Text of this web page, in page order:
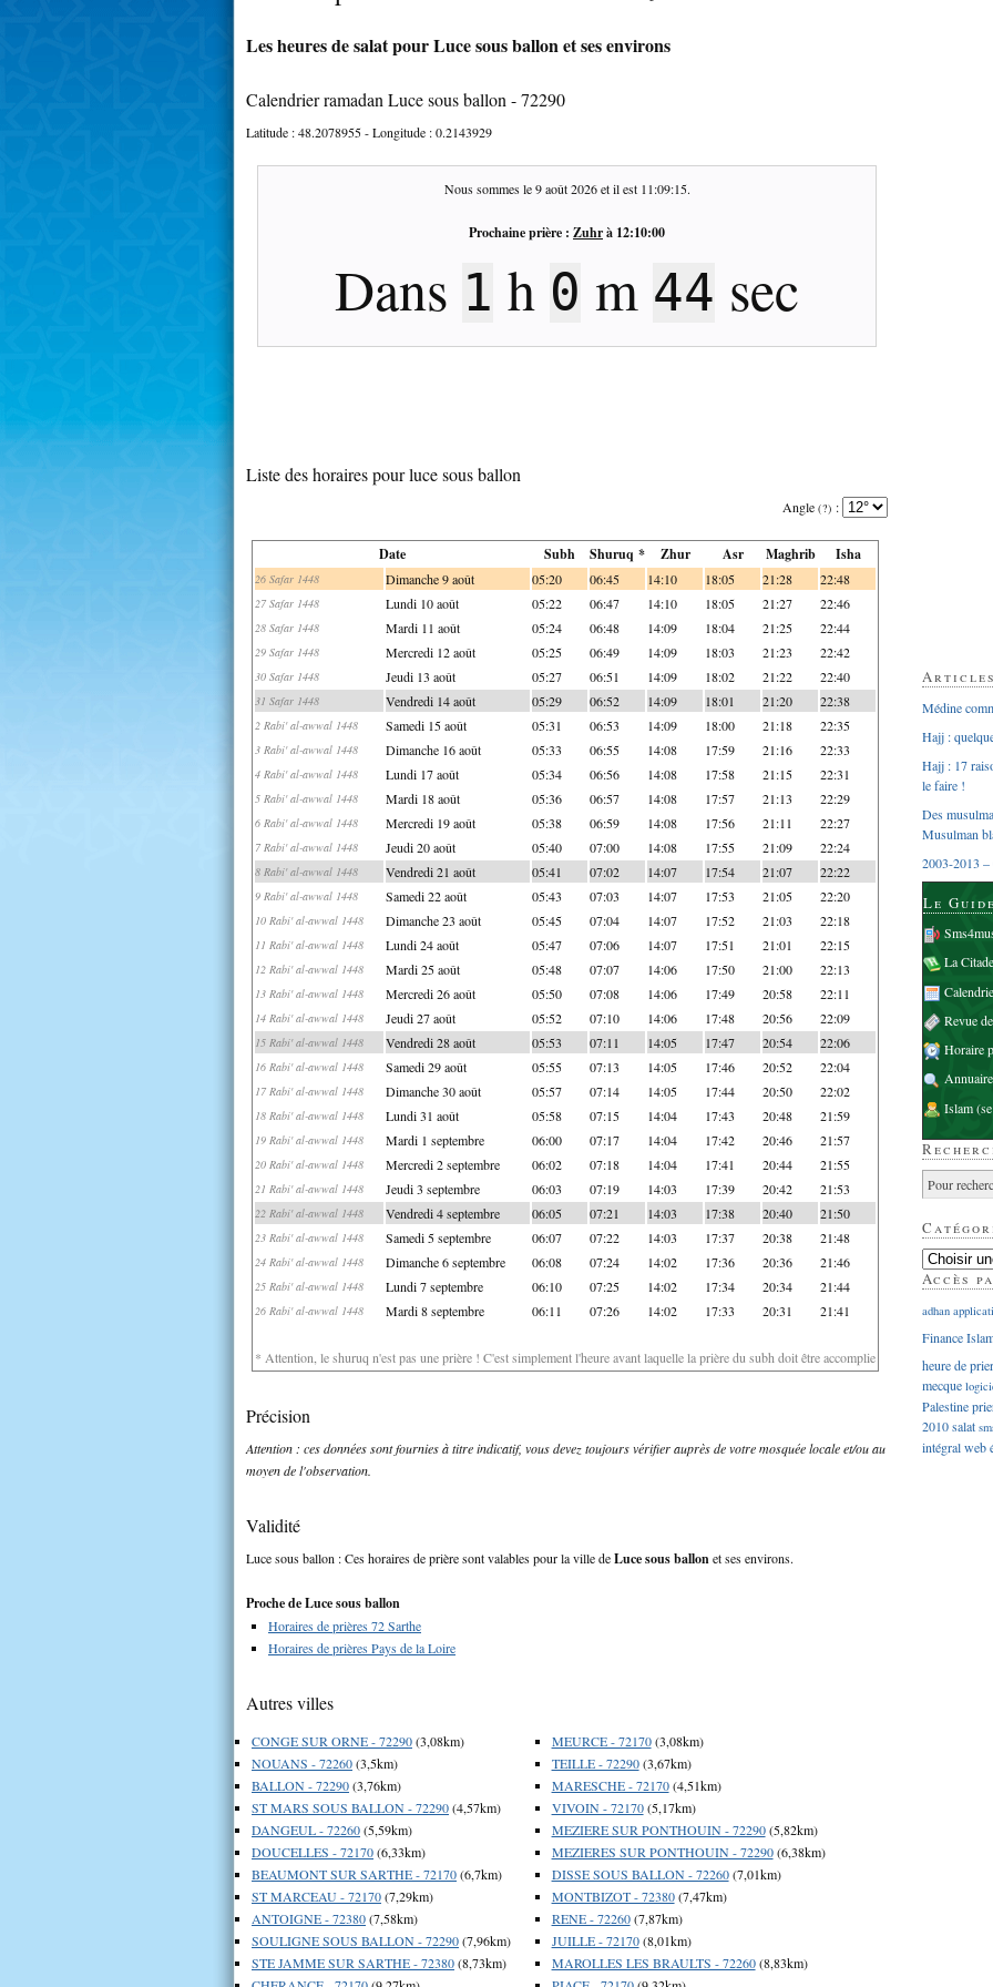
Les heures de salat pour Luce sous ballon et ses environs
Calendrier ramadan Luce sous ballon - 72290
Latitude :48.2078955- Longitude :0.2143929
Nous sommes le9 août 2026et il est 11:09:16.
Prochaine prière : Zuhrà 12:10:00
Dans 1 h 0 m 43 sec
Liste des horaires pour luce sous ballon
Angle (?) :
Date Subh Shuruq * Zhur Asr Maghrib Isha
26 Safar 1448 Dimanche 9 août 05:20 06:45 14:10 18:05 21:28 22:48
27 Safar 1448 Lundi 10 août 05:22 06:47 14:10 18:05 21:27 22:46
28 Safar 1448 Mardi 11 août 05:24 06:48 14:09 18:04 21:25 22:44
29 Safar 1448 Mercredi 12 août 05:25 06:49 14:09 18:03 21:23 22:42
30 Safar 1448 Jeudi 13 août 05:27 06:51 14:09 18:02 21:22 22:40
31 Safar 1448 Vendredi 14 août 05:29 06:52 14:09 18:01 21:20 22:38
2 Rabi' al-awwal 1448 Samedi 15 août 05:31 06:53 14:09 18:00 21:18 22:35
3 Rabi' al-awwal 1448 Dimanche 16 août 05:33 06:55 14:08 17:59 21:16 22:33
4 Rabi' al-awwal 1448 Lundi 17 août 05:34 06:56 14:08 17:58 21:15 22:31
5 Rabi' al-awwal 1448 Mardi 18 août 05:36 06:57 14:08 17:57 21:13 22:29
6 Rabi' al-awwal 1448 Mercredi 19 août 05:38 06:59 14:08 17:56 21:11 22:27
7 Rabi' al-awwal 1448 Jeudi 20 août 05:40 07:00 14:08 17:55 21:09 22:24
8 Rabi' al-awwal 1448 Vendredi 21 août 05:41 07:02 14:07 17:54 21:07 22:22
9 Rabi' al-awwal 1448 Samedi 22 août 05:43 07:03 14:07 17:53 21:05 22:20
10 Rabi' al-awwal 1448 Dimanche 23 août 05:45 07:04 14:07 17:52 21:03 22:18
11 Rabi' al-awwal 1448 Lundi 24 août 05:47 07:06 14:07 17:51 21:01 22:15
12 Rabi' al-awwal 1448 Mardi 25 août 05:48 07:07 14:06 17:50 21:00 22:13
13 Rabi' al-awwal 1448 Mercredi 26 août 05:50 07:08 14:06 17:49 20:58 22:11
14 Rabi' al-awwal 1448 Jeudi 27 août 05:52 07:10 14:06 17:48 20:56 22:09
15 Rabi' al-awwal 1448 Vendredi 28 août 05:53 07:11 14:05 17:47 20:54 22:06
16 Rabi' al-awwal 1448 Samedi 29 août 05:55 07:13 14:05 17:46 20:52 22:04
17 Rabi' al-awwal 1448 Dimanche 30 août 05:57 07:14 14:05 17:44 20:50 22:02
18 Rabi' al-awwal 1448 Lundi 31 août 05:58 07:15 14:04 17:43 20:48 21:59
19 Rabi' al-awwal 1448 Mardi 1 septembre 06:00 07:17 14:04 17:42 20:46 21:57
20 Rabi' al-awwal 1448 Mercredi 2 septembre 06:02 07:18 14:04 17:41 20:44 21:55
21 Rabi' al-awwal 1448 Jeudi 3 septembre 06:03 07:19 14:03 17:39 20:42 21:53
22 Rabi' al-awwal 1448 Vendredi 4 septembre 06:05 07:21 14:03 17:38 20:40 21:50
23 Rabi' al-awwal 1448 Samedi 5 septembre 06:07 07:22 14:03 17:37 20:38 21:48
24 Rabi' al-awwal 1448 Dimanche 6 septembre 06:08 07:24 14:02 17:36 20:36 21:46
25 Rabi' al-awwal 1448 Lundi 7 septembre 06:10 07:25 14:02 17:34 20:34 21:44
26 Rabi' al-awwal 1448 Mardi 8 septembre 06:11 07:26 14:02 17:33 20:31 21:41
* Attention, le shuruq n'est pas une prière ! C'est simplement l'heure avant laquelle la prière du subh doit être accomplie
Précision
Attention : ces données sont fournies à titre indicatif, vous devez toujours vérifier auprès de votre mosquée locale et/ou au
moyen de l'observation.
Validité
Luce sous ballon : Ces horaires de prière sont valables pour la ville deLuce sous ballonet ses environs.
Proche de Luce sous ballon
Horaires de prières 72 Sarthe
Horaires de prières Pays de la Loire
Autres villes
CONGE SUR ORNE - 72290(3,08km)
NOUANS - 72260(3,5km)
BALLON - 72290(3,76km)
ST MARS SOUS BALLON - 72290(4,57km)
DANGEUL - 72260(5,59km)
DOUCELLES - 72170(6,33km)
BEAUMONT SUR SARTHE - 72170(6,7km)
ST MARCEAU - 72170(7,29km)
ANTOIGNE - 72380(7,58km)
SOULIGNE SOUS BALLON - 72290(7,96km)
STE JAMME SUR SARTHE - 72380(8,73km)
MEURCE - 72170(3,08km)
TEILLE - 72290(3,67km)
MARESCHE - 72170(4,51km)
VIVOIN - 72170(5,17km)
MEZIERE SUR PONTHOUIN - 72290(5,82km)
MEZIERES SUR PONTHOUIN - 72290(6,38km)
DISSE SOUS BALLON - 72260(7,01km)
MONTBIZOT - 72380(7,47km)
RENE - 72260(7,87km)
JUILLE - 72170(8,01km)
MAROLLES LES BRAULTS - 72260(8,83km)
Médine
Hajj :
Hajj : 17
le faire !
Des
Musulman
2003-2013 –
Le
La
Revue
Horaire
Islam
Accès
adhan
Finance
heure de
mecque
Palestine
2010salat
intégralweb